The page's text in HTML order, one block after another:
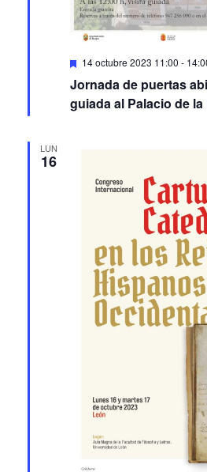
Featured
14 octubre 2023 11:00-
Jornada de puertas
LUN